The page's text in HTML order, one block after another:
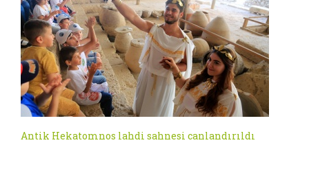
Antik Hekatomnos lahdi sahnesi canlandırıldı